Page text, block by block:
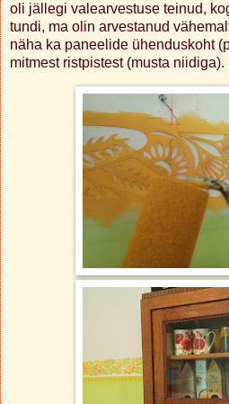
oli jällegi valearvestuse teinud,
tundi, ma olin arvestanud
näha ka paneelide ühenduskoht
mitmest ristpistest (musta niidiga).